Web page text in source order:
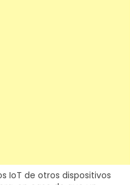
IoT de otros dispositivos